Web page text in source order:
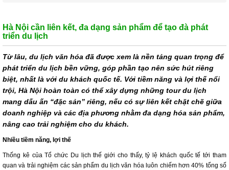
Hà Nội cần liên kết, đa dạng sản phẩm để tạo đà phát
triển du lịch
Từ lâu, du lịch văn hóa đã được xem là nền tảng quan trọng để
phát triển du lịch bền vững, góp phần tạo nên sức hút riêng
biệt, nhất là với du khách quốc tế. Với tiềm năng và lợi thế nổi
trội, Hà Nội hoàn toàn có thể xây dựng những tour du lịch
mang dấu ấn “đặc sản” riêng, nếu có sự liên kết chặt chẽ giữa
doanh nghiệp và các địa phương nhằm đa dạng hóa sản phẩm,
nâng cao trải nghiệm cho du khách.
Nhiều tiềm năng, lợi thế
Thống kê của Tổ chức Du lịch thế giới cho thấy, tỷ lệ khách quốc tế tới tham
quan và trải nghiệm các sản phẩm du lịch văn hóa luôn chiếm hơn 40% tổng số